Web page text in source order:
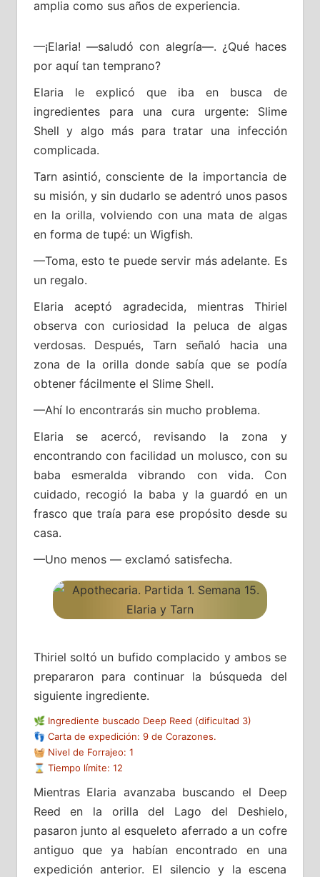
amplia como sus años de experiencia.
—¡Elaria! —saludó con alegría—. ¿Qué haces
por aquí tan temprano?
Elaria le explicó que iba en busca de
ingredientes para una cura urgente: Slime
Shell y algo más para tratar una infección
complicada.
Tarn asintió, consciente de la importancia de
su misión, y sin dudarlo se adentró unos pasos
en la orilla, volviendo con una mata de algas
en forma de tupé: un Wigfish.
—Toma, esto te puede servir más adelante. Es
un regalo.
Elaria aceptó agradecida, mientras Thiriel
observa con curiosidad la peluca de algas
verdosas. Después, Tarn señaló hacia una
zona de la orilla donde sabía que se podía
obtener fácilmente el Slime Shell.
—Ahí lo encontrarás sin mucho problema.
Elaria se acercó, revisando la zona y
encontrando con facilidad un molusco, con su
baba esmeralda vibrando con vida. Con
cuidado, recogió la baba y la guardó en un
frasco que traía para ese propósito desde su
casa.
—Uno menos — exclamó satisfecha.
Thiriel soltó un bufido complacido y ambos se
prepararon para continuar la búsqueda del
siguiente ingrediente.
🌿 Ingrediente buscado Deep Reed (dificultad 3)
👣 Carta de expedición: 9 de Corazones.
🧺 Nivel de Forrajeo: 1
⌛ Tiempo límite: 12
Mientras Elaria avanzaba buscando el Deep
Reed en la orilla del Lago del Deshielo,
pasaron junto al esqueleto aferrado a un cofre
antiguo que ya habían encontrado en una
expedición anterior. El silencio y la escena